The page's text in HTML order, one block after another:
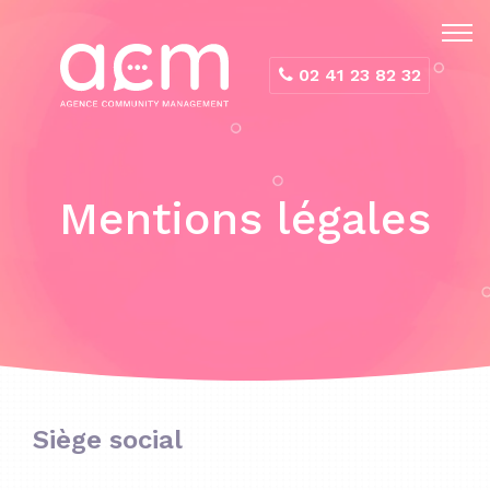
02 41 23 82 32
Mentions légales
Siège social